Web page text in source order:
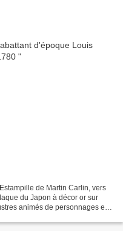
de Martin Carlin, vers
du Japon à décor or sur
animés de personnages et